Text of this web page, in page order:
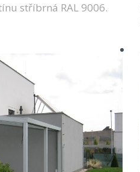
stříbrná RAL 9006.